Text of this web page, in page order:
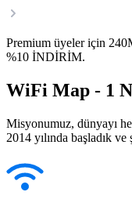
Premium üyeler için
%10 İNDİRİM.
WiFi Map - 1
Misyonumuz, dünyayı
2014 yılında başladık